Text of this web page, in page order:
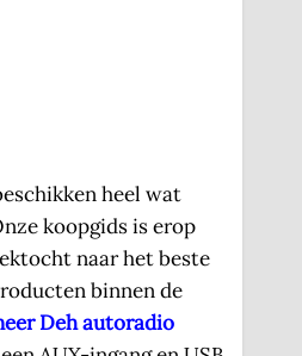
heel wat
koopgids is erop
naar het beste
binnen de
Deh autoradio